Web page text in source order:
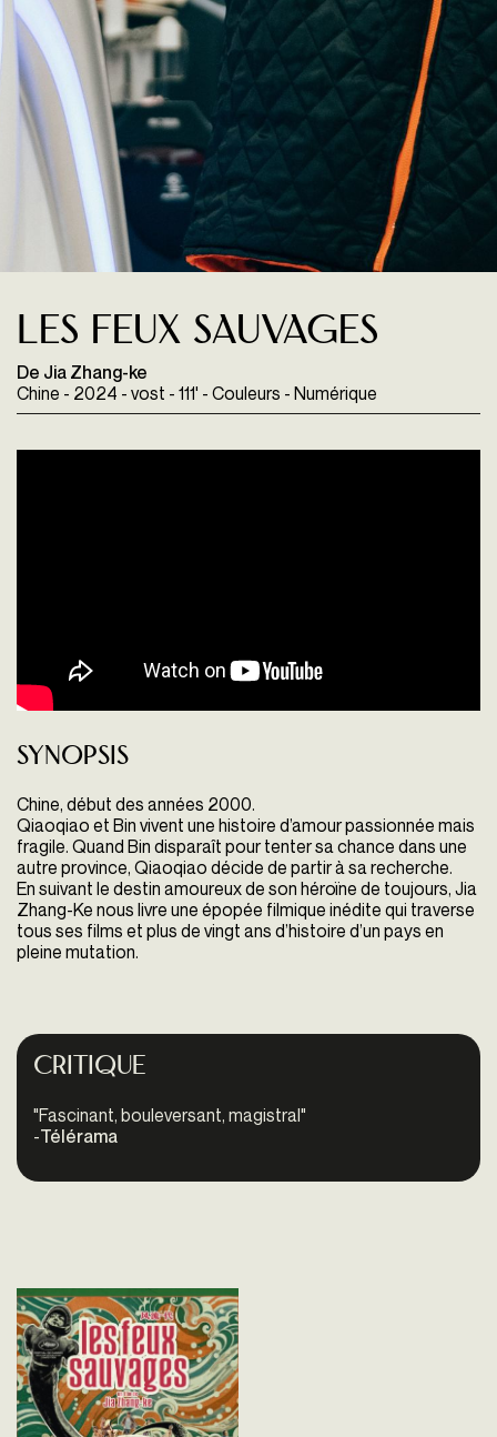
Les Feux sauvages
De Jia Zhang-ke
Chine - 2024 - vost - 111' - Couleurs - Numérique
Synopsis
Chine, début des années 2000.
Qiaoqiao et Bin vivent une histoire d’amour passionnée mais
fragile. Quand Bin disparaît pour tenter sa chance dans une
autre province, Qiaoqiao décide de partir à sa recherche.
En suivant le destin amoureux de son héroïne de toujours, Jia
Zhang-Ke nous livre une épopée filmique inédite qui traverse
tous ses films et plus de vingt ans d’histoire d’un pays en
pleine mutation.
Critique
"Fascinant, bouleversant, magistral"
-Télérama